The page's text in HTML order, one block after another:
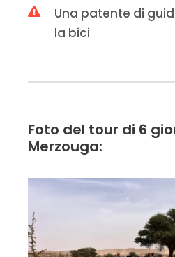
Una patente di
la bici
Foto del tour di 6
Merzouga: